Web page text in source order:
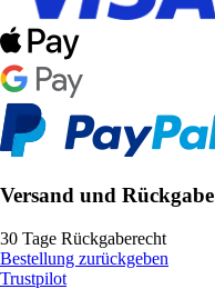
Versand und Rückgabe
30 Tage Rückgaberecht
Bestellung zurückgeben
Trustpilot